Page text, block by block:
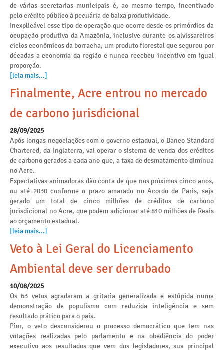
de várias secretarias municipais é, ao mesmo tempo, incentivado
pelo crédito público à pecuária de baixa produtividade.
Inexplicável esse tipo de operação que ocorre desde os primórdios da
ocupação produtiva da Amazônia, inclusive durante os alvissareiros
ciclos econômicos da borracha, um produto florestal que segurou por
décadas a economia da região e nunca recebeu incentivo em igual
proporção.
[leia mais...]
Finalmente, Acre entrou no mercado
de carbono jurisdicional
28/09/2025
Após longas negociações com o governo estadual, o Banco Standard
Chartered, da Inglaterra, vai operar o sistema de venda dos créditos
de carbono gerados a cada ano que, a taxa de desmatamento diminua
no Acre.
Expectativas animadoras dão conta de que nos próximos cinco anos,
ou até 2030 conforme o prazo amarado no Acordo de Paris, seja
gerado um total de cinco milhões de créditos de carbono
jurisdicional no Acre, que podem adicionar até 810 milhões de Reais
ao orçamento estadual.
[leia mais...]
Veto à Lei Geral do Licenciamento
Ambiental deve ser derrubado
10/08/2025
Os 63 vetos agradaram a gritaria generalizada e estúpida numa
demonstração de populismo com reduzida inteligência e sem
resultado prático para o país.
Pior, o veto desconsiderou o processo democrático que tem nas
votações realizadas pelo parlamento e na obediência do poder
executivo aos resultados que vem dos legisladores, sua principal